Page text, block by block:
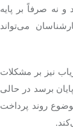
نه صرفاً بر پایه
می‌تواند
نیز بر مشکلات
برسد در حالی
روند پرداخت